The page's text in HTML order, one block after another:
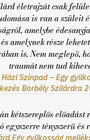
életrajzát csak
is van a szüleit
amelybe
amelynek része
is. Nem meglepő,
traumát nem tud
Színpad – Egy
Borbély Szilárdra
kétszereplős előadást
egyszerre tényszerű
Egy gyilkosság